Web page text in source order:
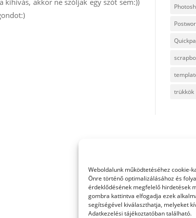
Weboldalunk működtetéséhez cookie-
Önre történő optimalizálásához és
érdeklődésének megfelelő hirdetések
gombra kattintva elfogadja ezek
segítségével kiválaszthatja, melyeket
Adatkezelési tájékoztatóban található.
akkor ne szóljak egy szót sem:))
trükkök